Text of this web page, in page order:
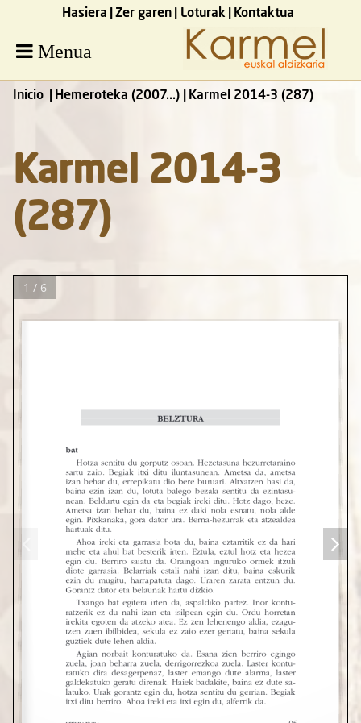
Hasiera Zer garen Loturak Kontaktua
Menua
Inicio Hemeroteka (2007...) Karmel 2014-3 (287)
Karmel 2014-3
(287)
1 / 6